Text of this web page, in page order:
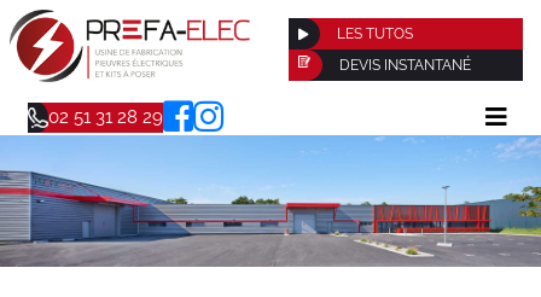
LES TUTOS
DEVIS INSTANTANÉ
02 51 31 28 29